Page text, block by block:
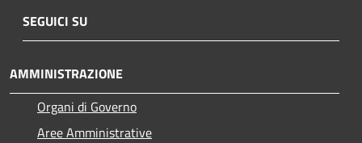
SEGUICI SU
AMMINISTRAZIONE
Organi di Governo
Aree Amministrative